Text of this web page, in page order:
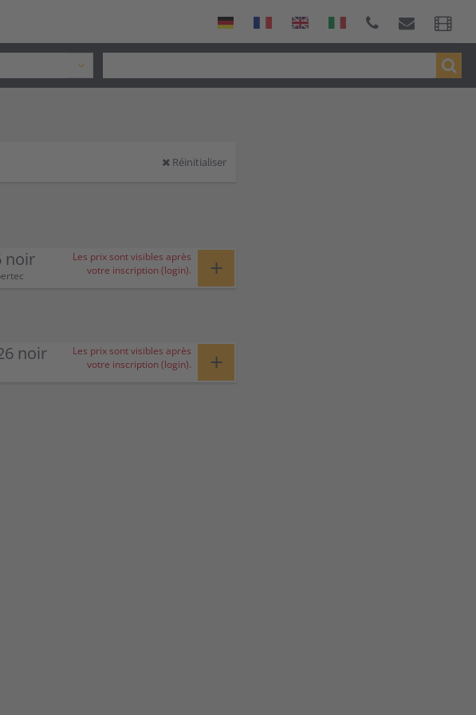
Réinitialiser
noir
Les prix sont visibles après
votre inscription (login).
+
noir
Les prix sont visibles après
votre inscription (login).
+